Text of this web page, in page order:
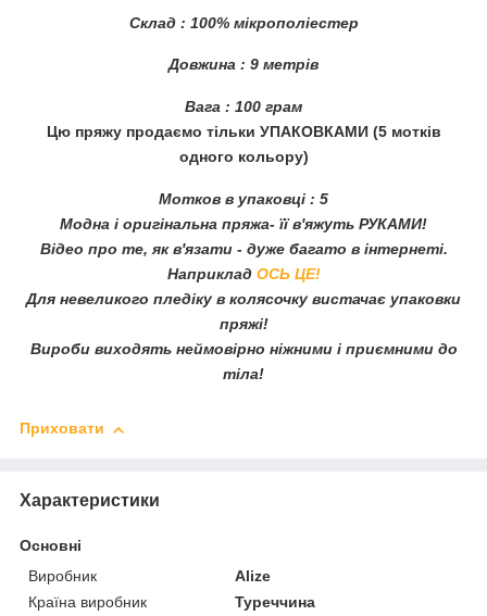
Склад : 100% мікрополіестер
Довжина : 9 метрів
Вага : 100 грам
Цю пряжу продаємо тільки УПАКОВКАМИ (5 мотків
одного кольору)
Мотков в упаковці : 5
Модна і оригінальна пряжа- її в'яжуть РУКАМИ!
Відео про те, як в'язати - дуже багато в інтернеті.
Наприклад ОСЬ ЦЕ!
Для невеликого пледіку в колясочку вистачає упаковки
пряжі!
Вироби виходять неймовірно ніжними і приємними до
тіла!
Приховати
Характеристики
Основні
Виробник
Alize
Країна виробник
Туреччина